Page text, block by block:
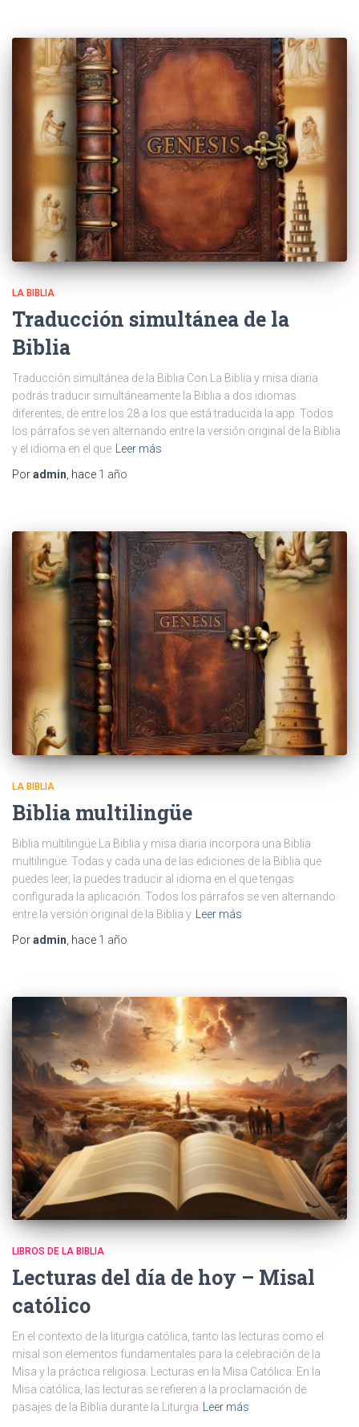
LA BIBLIA
Traducción simultánea de la
Biblia
Traducción simultánea de la Biblia Con La Biblia y misa diaria
podrás traducir simultáneamente la Biblia a dos idiomas
diferentes, de entre los 28 a los que está traducida la app. Todos
los párrafos se ven alternando entre la versión original de la Biblia
y el idioma en el que
Leer más
Poradmin , hace 1 año
LA BIBLIA
Biblia multilingüe
Biblia multilingüe La Biblia y misa diaria incorpora una Biblia
multilingüe. Todas y cada una de las ediciones de la Biblia que
puedes leer, la puedes traducir al idioma en el que tengas
configurada la aplicación. Todos los párrafos se ven alternando
entre la versión original de la Biblia y
Leer más
Poradmin , hace 1 año
LIBROS DE LA BIBLIA
Lecturas del día de hoy – Misal
católico
En el contexto de la liturgia católica, tanto las lecturas como el
misal son elementos fundamentales para la celebración de la
Misa y la práctica religiosa. Lecturas en la Misa Católica: En la
Misa católica, las lecturas se refieren a la proclamación de
pasajes de la Biblia durante la Liturgia Leer más